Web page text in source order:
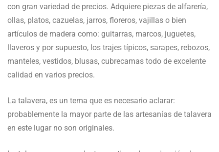
con gran variedad de precios. Adquiere piezas de alfarería,
ollas, platos, cazuelas, jarros, floreros, vajillas o bien
artículos de madera como: guitarras, marcos, juguetes,
llaveros y por supuesto, los trajes típicos, sarapes, rebozos,
manteles, vestidos, blusas, cubrecamas todo de excelente
calidad en varios precios.
La talavera, es un tema que es necesario aclarar:
probablemente la mayor parte de las artesanías de talavera
en este lugar no son originales.